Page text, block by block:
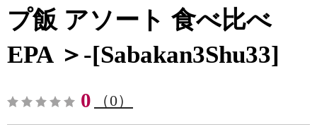
プ飯 アソート 食べ比べ
EPA ＞-[Sabakan3Shu33]
0 （0）